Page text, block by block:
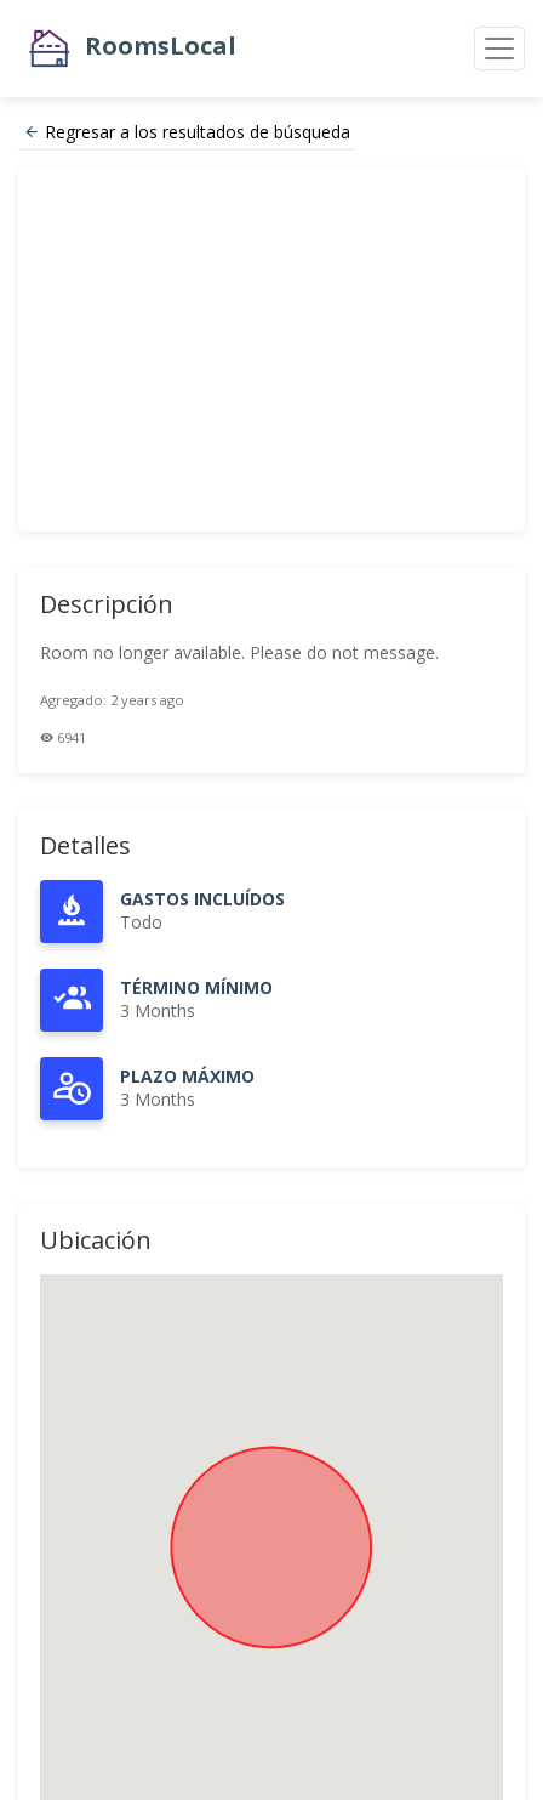
RoomsLocal
Regresar a los resultados de búsqueda
Descripción
Room no longer available. Please do not message.
Agregado: 2 years ago
6941
Detalles
GASTOS INCLUÍDOS
Todo
TÉRMINO MÍNIMO
3 Months
PLAZO MÁXIMO
3 Months
Ubicación